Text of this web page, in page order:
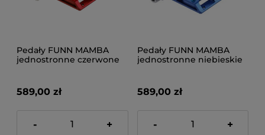
Pedały FUNN MAMBA
jednostronne czerwone
589,00 zł
- +
Pedały FUNN MAMBA
jednostronne niebieskie
589,00 zł
- +